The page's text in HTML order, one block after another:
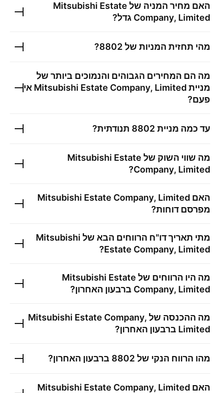
האם מחיר המניה של Mitsubishi Estate
Company, Limited גדל?
מהי תחזית המניות של 8802
?
מה הם המחירים הגבוהים והנמוכים ביותר של
מניית Mitsubishi Estate Company, Limited אי
פעם?
עד כמה מניית 8802 תנודתית?
מה שווי השוק של Mitsubishi Estate
Company, Limited
?
האם Mitsubishi Estate Company, Limited
מפרסם דוחות?
מתי תאריך דו"ח הרווחים הבא של Mitsubishi
Estate Company, Limited
?
מה היו הרווחים של Mitsubishi Estate
Company, Limited ברבעון האחרון?
מה ההכנסה של Mitsubishi Estate Company,
Limited ברבעון האחרון?
מהו הרווח הנקי של 8802 ברבעון האחרון?
האם Mitsubishi Estate Company, Limited